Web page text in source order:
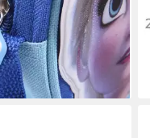
€
Werktagen bei dir